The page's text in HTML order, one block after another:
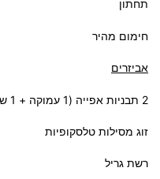
תחתון
חימום מהיר
אביזרים
2 תבניות אפייה (1 עמוקה + 1 שטוחה)
זוג מסילות טלסקופיות
רשת גריל